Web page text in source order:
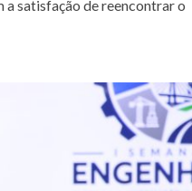
a satisfação de reencontrar o